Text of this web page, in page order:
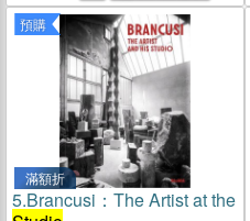
預購
滿額折
5.Brancusi：The Artist at the